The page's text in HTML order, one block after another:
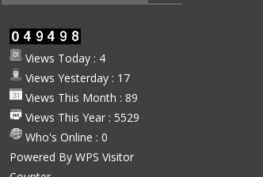
Views Today : 4
Views Yesterday : 17
Views This Month : 89
Views This Year : 5529
Who's Online : 0
Powered By WPS Visitor